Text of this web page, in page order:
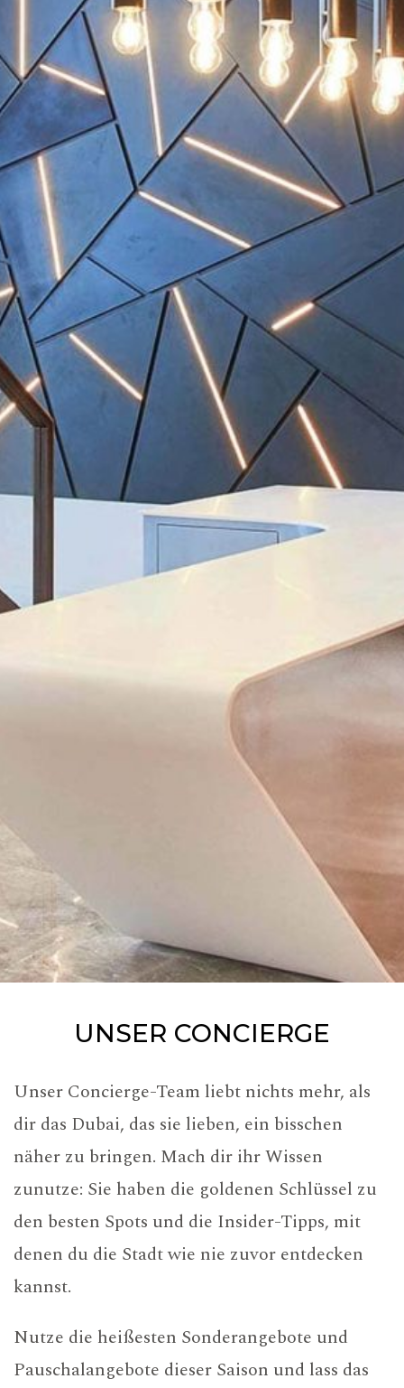
UNSER CONCIERGE
Unser Concierge-Team liebt nichts mehr, als
dir das Dubai, das sie lieben, ein bisschen
näher zu bringen. Mach dir ihr Wissen
zunutze: Sie haben die goldenen Schlüssel zu
den besten Spots und die Insider-Tipps, mit
denen du die Stadt wie nie zuvor entdecken
kannst.
Nutze die heißesten Sonderangebote und
Pauschalangebote dieser Saison und lass das